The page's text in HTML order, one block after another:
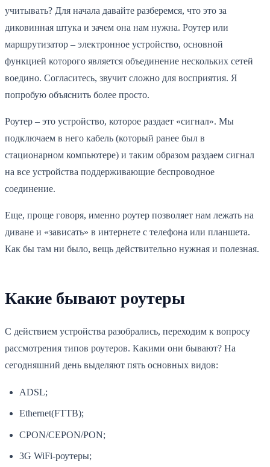
учитывать? Для начала давайте разберемся, что это за
диковинная штука и зачем она нам нужна. Роутер или
маршрутизатор – электронное устройство, основной
функцией которого является объединение нескольких сетей
воедино. Согласитесь, звучит сложно для восприятия. Я
попробую объяснить более просто.
Роутер – это устройство, которое раздает «сигнал». Мы
подключаем в него кабель (который ранее был в
стационарном компьютере) и таким образом раздаем сигнал
на все устройства поддерживающие беспроводное
соединение.
Еще, проще говоря, именно роутер позволяет нам лежать на
диване и «зависать» в интернете с телефона или планшета.
Как бы там ни было, вещь действительно нужная и полезная.
Какие бывают роутеры
С действием устройства разобрались, переходим к вопросу
рассмотрения типов роутеров. Какими они бывают? На
сегодняшний день выделяют пять основных видов:
ADSL;
Ethernet(FTTB);
CPON/CEPON/PON;
3G WiFi-роутеры;